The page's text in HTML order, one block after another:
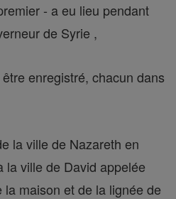
- a eu lieu pendant
de Syrie ,
enregistré, chacun dans
la ville de Nazareth en
la ville de David appelée
maison et de la lignée de